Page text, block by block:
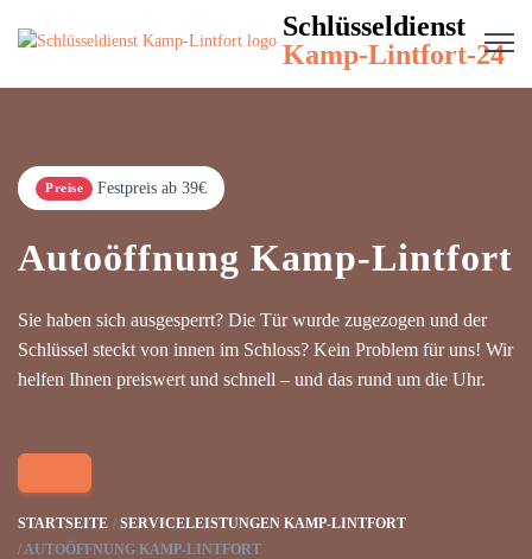
Schlüsseldienst
Kamp-Lintfort-24
Preise Festpreis ab 39€
Autoöffnung Kamp-Lintfort
Sie haben sich ausgesperrt? Die Tür wurde zugezogen und der
Schlüssel steckt von innen im Schloss? Kein Problem für uns! Wir
helfen Ihnen preiswert und schnell – und das rund um die Uhr.
STARTSEITE
SERVICELEISTUNGEN KAMP-LINTFORT
AUTOÖFFNUNG KAMP-LINTFORT